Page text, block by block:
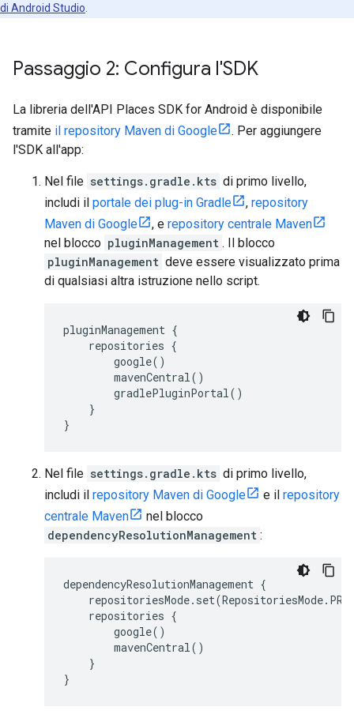
di Android Studio
Passaggio 2: Configura l'SDK
La libreria dell'API Places SDK for Android è disponibile
tramite il repository Maven di Google
. Per aggiungere
l'SDK all'app:
Nel file settings.gradle.kts di primo livello,
includi il portale dei plug-in Gradle , repository
Maven di Google
, e repository centrale Maven
nel blocco pluginManagement . Il blocco
pluginManagement deve essere visualizzato prima
di qualsiasi altra istruzione nello script.
pluginManagement {
repositories {
google()
mavenCentral()
gradlePluginPortal()
}
}
Nel file settings.gradle.kts di primo livello,
includi il repository Maven di Google e il repository
centrale Maven
nel blocco
dependencyResolutionManagement :
dependencyResolutionManagement {
repositories {
google()
mavenCentral()
}
}